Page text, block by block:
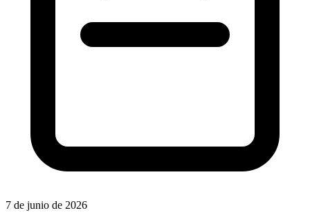
7 de junio de 2026